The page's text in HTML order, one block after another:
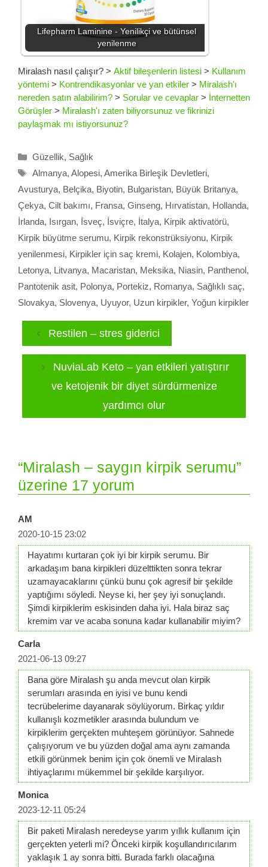
Lifepharm Laminine - Yenilikçi ve bütünsel
yenilenme
Miralash nasıl çalışır? > Aktif bileşenlerin listesi > Kullanım
yöntemi > Kontrendikasyonlar ve yan etkiler > Miralash'ı
nereden satın alabilirim? > Sorular ve cevaplar > İnternetten
Görüşler > Miralash'ı zaten biliyorsunuz ve fikrinizi
paylaşmak mı istiyorsunuz?
Kategoriler
Güzellik, Sağlık
Etiketler
Almanya, Alopesi, Amerika Birleşik Devletleri,
Avusturya, Belçika, Biyotin, Bulgaristan, Büyük Britanya,
Çekya, Cilt bakımı, Fransa, Ginseng, Hırvatistan, Hollanda,
İrlanda, Isırgan, İsveç, İsviçre, İtalya, Kirpik aktivatörü,
Kirpik büyütme serumu, Kirpik rekonstrüksiyonu, Kirpik
yenilenmesi, Kirpikler için saç kremi, Kolajen, Kolombiya,
Letonya, Litvanya, Macaristan, Meksika, Niasin, Panthenol ,
Pantotenik asit, Polonya, Portekiz, Romanya, Sağlıklı saç,
Slovakya, Slovenya, Uyuyor, Uzun kirpikler, Yoğun kirpikler
Restilen – stres giderici
NuviaLab Keto – yan etkileri yatıştırır
ve ketojenik bir diyet sürdürmenize
yardımcı olur
“Miralash – saygın kirpik serumu”
üzerine 17 yorum
AM
2020-10-15 23:02
Hayatımı kurtaran çok iyi bir kirpik serumu. Bir
arkadaşım bana kirpikleri düzelttikten sonra tekrar
uzamayacaklarını çünkü bunu çok agresif bir şekilde
yaptığımı söyledi. Neyse ki, her şey iyi sonuçlandı.
Şimdi kirpiklerim eskisinden daha iyi. Hala biraz saç
kremim var ve acaba sonuna kadar kullanabilir miyim?
Carla
2021-06-13 09:27
Bana göre Miralash şu anda mevcut olan kirpik
serumları arasında en iyisi ve bunu kendi
tecrübelerime dayanarak söylüyorum. Birkaç yıldır
kullanışlı kozmetikler arasında bulundum ve
kirpiklerim gerçekten muhteşem görünüyor. Sahnede
çalışıyorum ve bu yüzden doğal ama aynı zamanda
etkili görünmek benim için çok önemli ve Miralash
ihtiyaçlarımı mükemmel bir şekilde karşılıyor.
Monica
2023-12-11 05:24
Bir paketi Miralash neredeyse yarım yıllık kullanım için
gerçekten yeterli mi? Önceki kirpik koşullandırıcılarım
yaklaşık 1 ay sonra bitti. Burada farklı olacağına